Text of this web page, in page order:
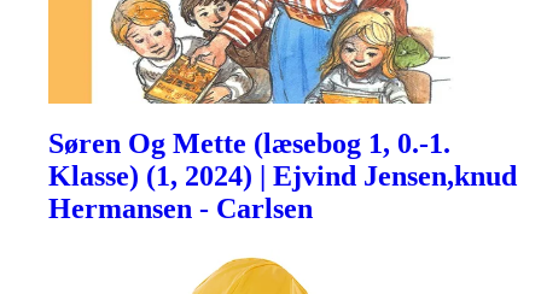
Søren Og Mette (læsebog 1, 0.-1.
Klasse) (1, 2024) | Ejvind Jensen,knud
Hermansen - Carlsen